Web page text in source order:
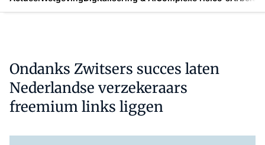
Ondanks Zwitsers succes laten
Nederlandse verzekeraars
freemium links liggen